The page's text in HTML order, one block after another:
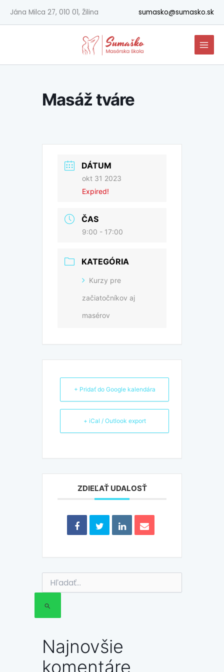
Jána Milca 27, 010 01, Žilina sumasko@sumasko.sk
Masáž tváre
DÁTUM
okt 31 2023
Expired!
ČAS
9:00 - 17:00
KATEGÓRIA
Kurzy pre
začiatočníkov aj
masérov
+ Pridať do Google kalendára
+ iCal / Outlook export
ZDIEĽAŤ UDALOSŤ
Vyhľadať:
Najnovšie
komentáre